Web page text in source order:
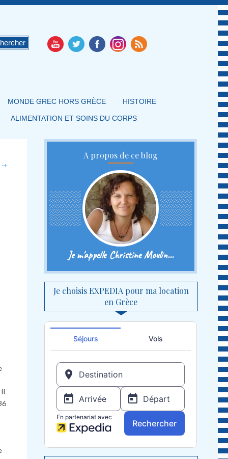
MONDE GREC HORS GRÈCE HISTOIRE
ALIMENTATION ET SOINS DU CORPS
→
A propos de ce blog
Je m'appelle Christine Moulin...
Je choisis EXPEDIA pour ma location
en Grèce